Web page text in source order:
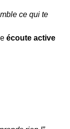
ce qui te
écoute active